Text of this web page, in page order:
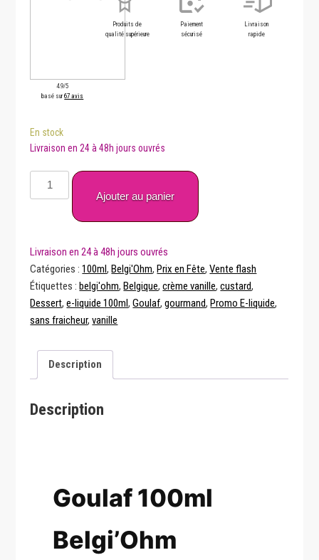
4.9/5
basé sur67 avis
Produits de
qualité supérieure
Paiement
sécurisé
Livraison
rapide
En stock
quantité
de
Belgi’Ohm
Ajouter au panier
Catégories :100ml,Belgi'Ohm,Prix en Fête,Vente flash
Étiquettes :belgi'ohm,Belgique,crème vanille,custard,
Dessert,e-liquide 100ml,Goulaf,gourmand,Promo E-liquide,
sans fraicheur,vanille
Description
Description
Goulaf 100ml
Belgi’Ohm